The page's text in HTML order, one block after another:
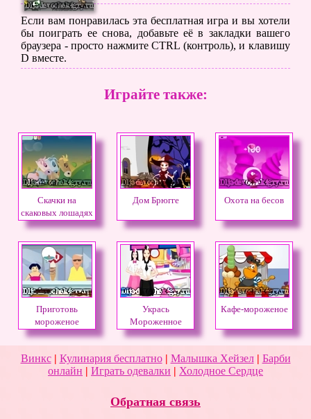
Если вам понравилась эта бесплатная игра и вы хотели
бы поиграть ее снова, добавьте её в закладки вашего
браузера - просто нажмите CTRL (контроль), и клавишу
D вместе.
Играйте также:
Скачки на
скаковых лошадях
Дом Брюгге Охота на бесов
Приготовь
мороженое
Укрась
Мороженное
Кафе-мороженое
Винкс| Кулинария бесплатно| Малышка Хейзел| Барби
онлайн | Играть одевалки | Холодное Сердце
Обратная связь